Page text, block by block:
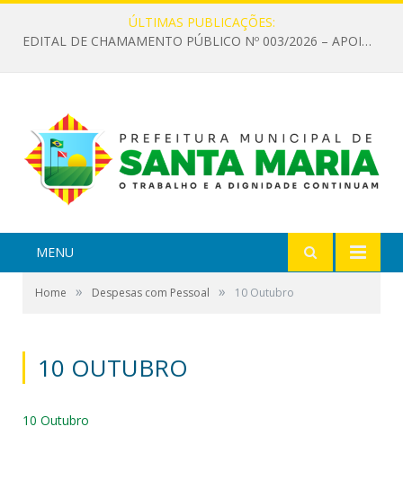
ÚLTIMAS PUBLICAÇÕES:
EDITAL DE CHAMAMENTO PÚBLICO Nº 003/2026 – APOIO À INFRAESTRUTURA CULTURAL
MENU
Home » Despesas com Pessoal » 10 Outubro
10 OUTUBRO
10 Outubro